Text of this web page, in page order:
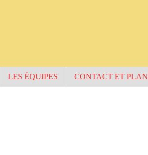
LES ÉQUIPES CONTACT ET PLAN